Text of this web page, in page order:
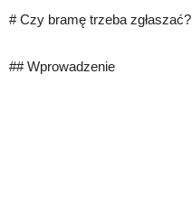
# Czy bramę trzeba zgłaszać?
## Wprowadzenie